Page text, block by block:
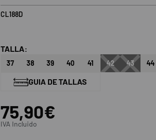
CL188D
TALLA:
37 38 39 40 41 42 43 44
GUIA DE TALLAS
75,90€
IVA Incluido